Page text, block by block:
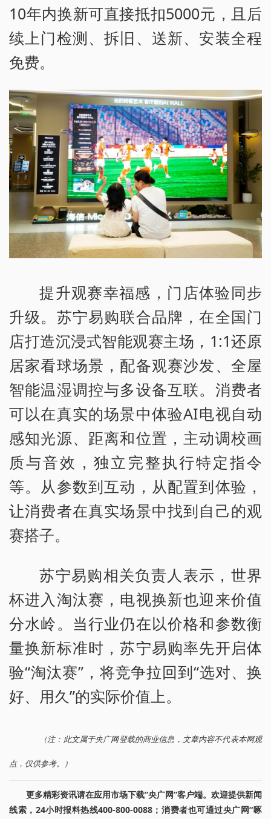
10年内换新可直接抵扣5000元，且后
续上门检测、拆旧、送新、安装全程
免费。
提升观赛幸福感，门店体验同步
升级。苏宁易购联合品牌，在全国门
店打造沉浸式智能观赛主场，1:1还原
居家看球场景，配备观赛沙发、全屋
智能温湿调控与多设备互联。消费者
可以在真实的场景中体验AI电视自动
感知光源、距离和位置，主动调校画
质与音效，独立完整执行特定指令
等。从参数到互动，从配置到体验，
让消费者在真实场景中找到自己的观
赛搭子。
苏宁易购相关负责人表示，世界
杯进入淘汰赛，电视换新也迎来价值
分水岭。当行业仍在以价格和参数衡
量换新标准时，苏宁易购率先开启体
验“淘汰赛”，将竞争拉回到“选对、换
好、用久”的实际价值上。
（注：此文属于央广网登载的商业信息，文章内容不代表本网观
点，仅供参考。）
更多精彩资讯请在应用市场下载“央广网”客户端。欢迎提供新闻
线索，24小时报料热线400-800-0088；消费者也可通过央广网“啄